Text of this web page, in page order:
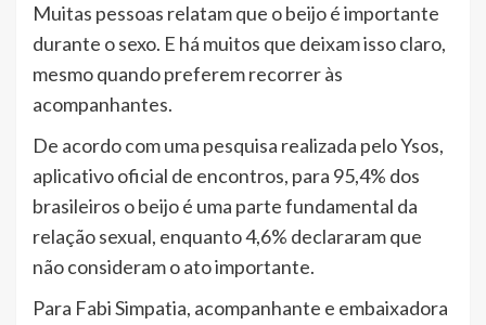
Muitas pessoas relatam que o beijo é importante
durante o sexo. E há muitos que deixam isso claro,
mesmo quando preferem recorrer às
acompanhantes.
De acordo com uma pesquisa realizada pelo Ysos,
aplicativo oficial de encontros, para 95,4% dos
brasileiros o beijo é uma parte fundamental da
relação sexual, enquanto 4,6% declararam que
não consideram o ato importante.
Para Fabi Simpatia, acompanhante e embaixadora